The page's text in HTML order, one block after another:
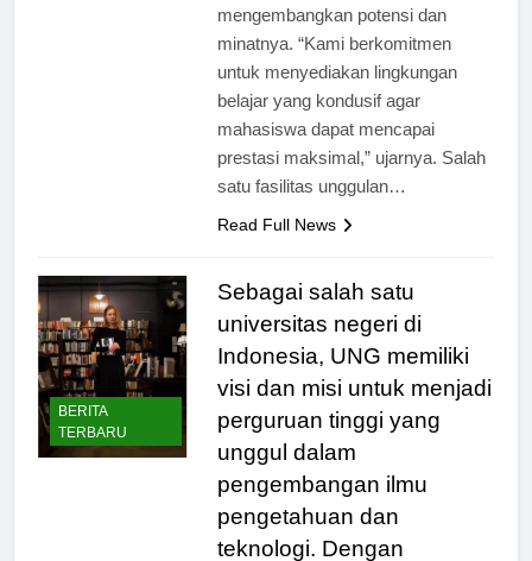
mahasiswa dalam
mengembangkan potensi dan
minatnya. “Kami berkomitmen
untuk menyediakan lingkungan
belajar yang kondusif agar
mahasiswa dapat mencapai
prestasi maksimal,” ujarnya. Salah
BERITA
TERBARU
Sebagai salah satu
universitas negeri di
Indonesia, UNG memiliki
visi dan misi untuk menjadi
perguruan tinggi yang
unggul dalam
pengembangan ilmu
pengetahuan dan